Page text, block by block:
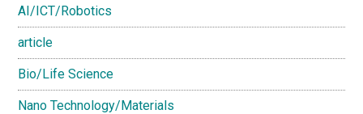
AI/ICT/Robotics
article
Bio/Life Science
Nano Technology/Materials